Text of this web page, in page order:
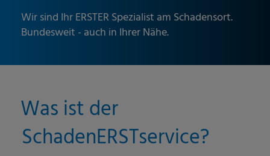
Wir sind Ihr ERSTER Spezialist am Schadensort.
Bundesweit - auch in Ihrer Nähe.
Was ist der
SchadenERSTservice?